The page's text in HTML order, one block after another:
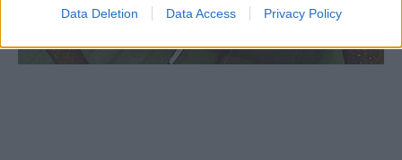
Data Deletion Data Access Privacy Policy